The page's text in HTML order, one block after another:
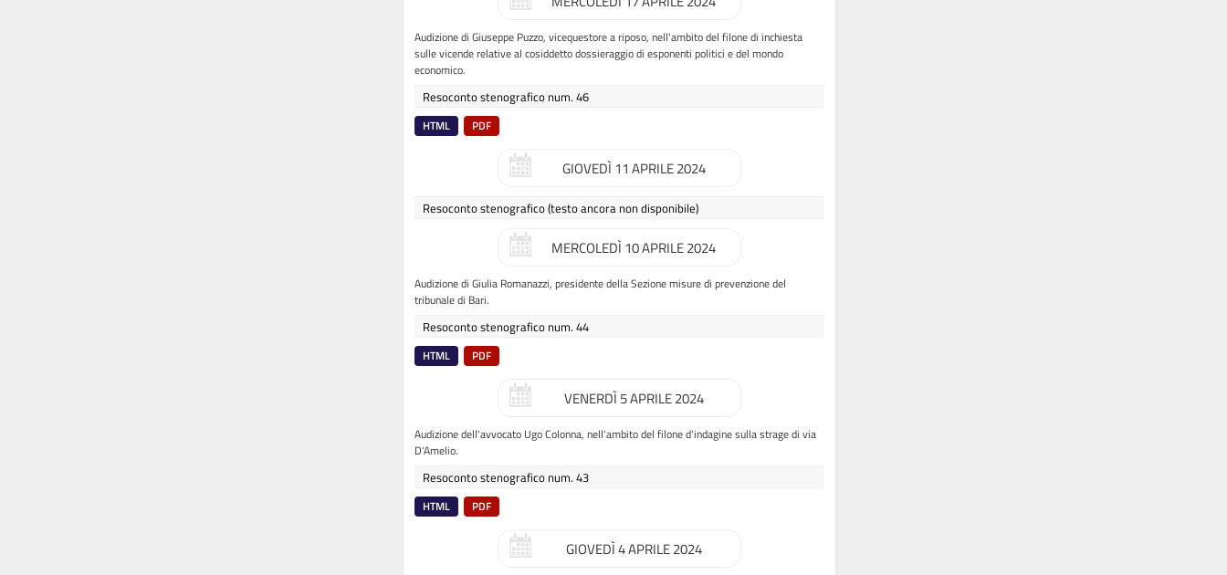
Audizione di Giuseppe Puzzo, vicequestore a riposo, nell'ambito del filone di inchiesta
sulle vicende relative al cosiddetto dossieraggio di esponenti politici e del mondo
economico.
Resoconto stenografico num. 46
HTML PDF
GIOVEDÌ 11 APRILE 2024
Resoconto stenografico(testo ancora non disponibile)
MERCOLEDÌ 10 APRILE 2024
Audizione di Giulia Romanazzi, presidente della Sezione misure di prevenzione del
tribunale di Bari.
Resoconto stenografico num. 44
HTML PDF
VENERDÌ 5 APRILE 2024
Audizione dell'avvocato Ugo Colonna, nell'ambito del filone d'indagine sulla strage di via
D'Amelio.
Resoconto stenografico num. 43
HTML PDF
GIOVEDÌ 4 APRILE 2024